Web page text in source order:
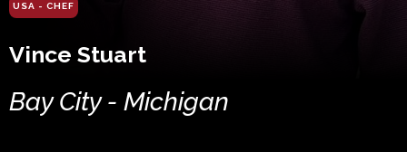
USA - CHEF
Vince Stuart
Bay City - Michigan